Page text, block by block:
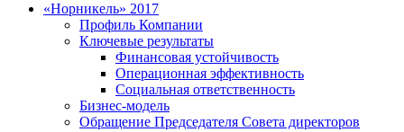
«Норникель» 2017
Профиль Компании
Ключевые результаты
Финансовая устойчивость
Операционная эффективность
Социальная ответственность
Бизнес-модель
Обращение Председателя Совета директоров